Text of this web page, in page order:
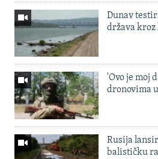
Dunav
država kroz
'Ovo je moj
dronovima
Rusija
balističku